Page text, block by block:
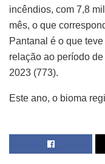
incêndios, com 7,8
mês, o que
Pantanal é o que
relação ao período
2023 (773).
Este ano, o bioma